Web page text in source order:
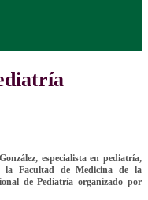
especialista en pediatría,
la Facultad de Medicina de la
de Pediatría organizado por